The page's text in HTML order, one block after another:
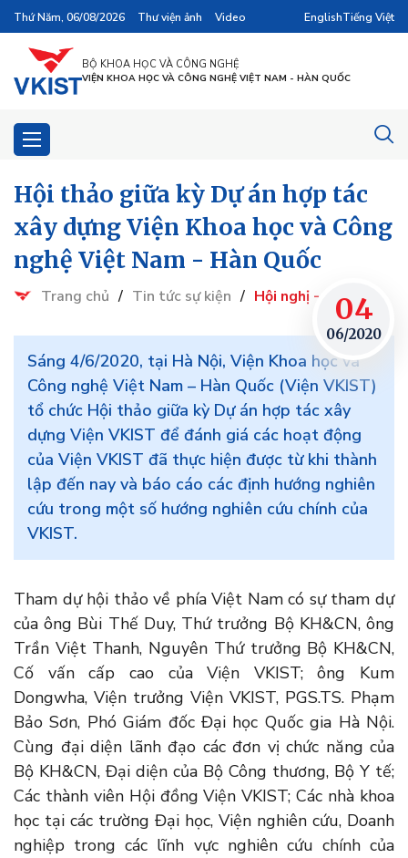
Thứ Năm, 06/08/2026 Thư viện ảnh Video EnglishTiếng Việt
BỘ KHOA HỌC VÀ CÔNG NGHỆ
VIỆN KHOA HỌC VÀ CÔNG NGHỆ VIỆT NAM - HÀN QUỐC
04
06/2020
Hội thảo giữa kỳ Dự án hợp tác
xây dựng Viện Khoa học và Công
nghệ Việt Nam - Hàn Quốc
Trang chủ / Tin tức sự kiện / Hội nghị - Hội thảo
Sáng 4/6/2020, tại Hà Nội, Viện Khoa học và
Công nghệ Việt Nam – Hàn Quốc (Viện VKIST)
tổ chức Hội thảo giữa kỳ Dự án hợp tác xây
dựng Viện VKIST để đánh giá các hoạt động
của Viện VKIST đã thực hiện được từ khi thành
lập đến nay và báo cáo các định hướng nghiên
cứu trong một số hướng nghiên cứu chính của
VKIST.
Tham dự hội thảo về phía Việt Nam có sự tham dự
của ông Bùi Thế Duy, Thứ trưởng Bộ KH&CN, ông
Trần Việt Thanh, Nguyên Thứ trưởng Bộ KH&CN,
Cố vấn cấp cao của Viện VKIST; ông Kum
Dongwha, Viện trưởng Viện VKIST, PGS.TS. Phạm
Bảo Sơn, Phó Giám đốc Đại học Quốc gia Hà Nội.
Cùng đại diện lãnh đạo các đơn vị chức năng của
Bộ KH&CN, Đại diện của Bộ Công thương, Bộ Y tế;
Các thành viên Hội đồng Viện VKIST; Các nhà khoa
học tại các trường Đại học, Viện nghiên cứu, Doanh
nghiệp trong các lĩnh vực nghiên cứu chính của